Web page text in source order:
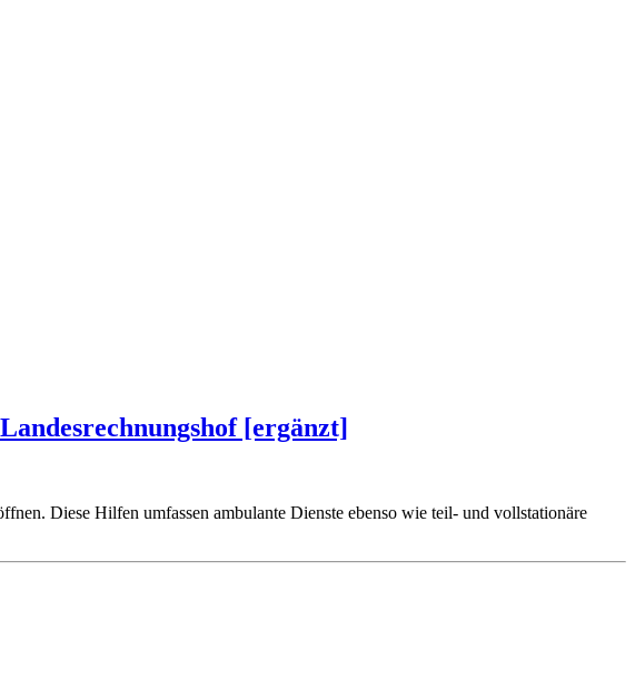
[ergänzt]
Diese Hilfen umfassen ambulante Dienste ebenso wie teil- und vollstationäre